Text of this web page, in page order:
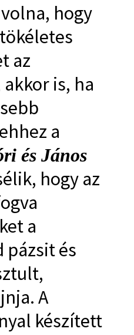
hogy
az
is, ha
a
és János
hogy az
a
pázsit és
A
készített